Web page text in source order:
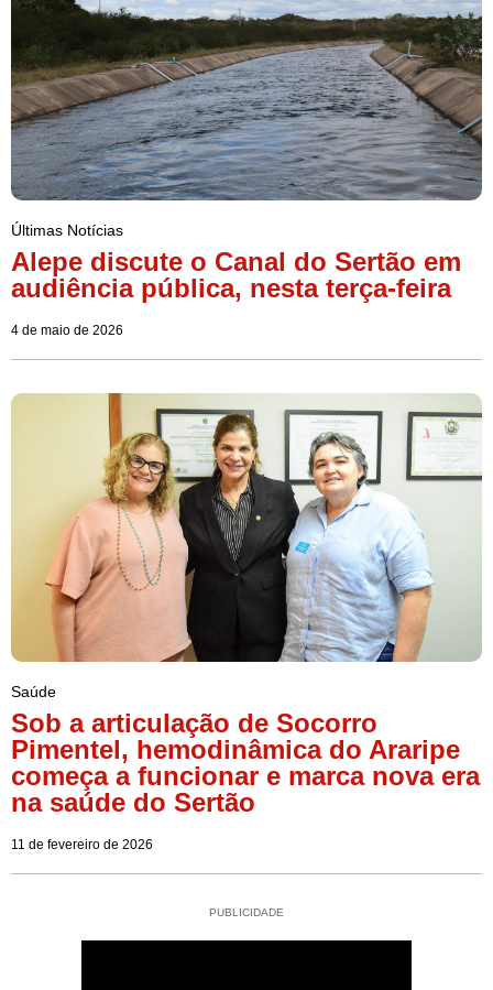
Últimas Notícias
Alepe discute o Canal do Sertão em
audiência pública, nesta terça-feira
4 de maio de 2026
Saúde
Sob a articulação de Socorro
Pimentel, hemodinâmica do Araripe
começa a funcionar e marca nova era
na saúde do Sertão
11 de fevereiro de 2026
PUBLICIDADE